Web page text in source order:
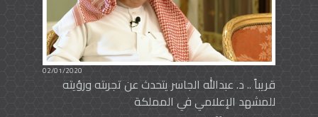
02/01/2020
قريباً .. د. عبدالله الجاسر يتحدث عن تجربته ورؤيته
للمشهد الإعلامي في المملكة